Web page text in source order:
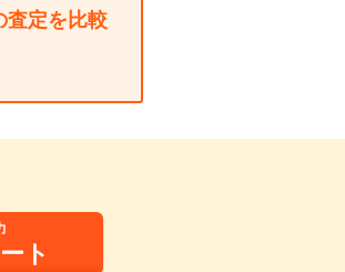
査定を比較
ト